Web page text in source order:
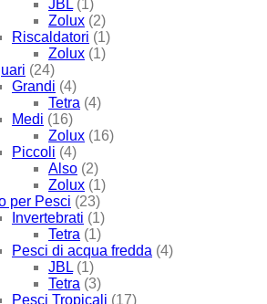
JBL (1)
Zolux (2)
Riscaldatori (1)
Zolux (1)
(24)
Grandi (4)
Tetra (4)
Medi (16)
Zolux (16)
Piccoli (4)
Also (2)
Zolux (1)
per Pesci (23)
Invertebrati (1)
Tetra (1)
Pesci di acqua fredda (4)
JBL (1)
Tetra (3)
Pesci Tropicali (17)